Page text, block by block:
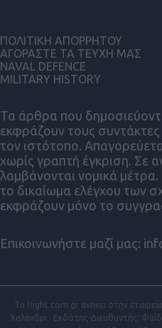
Τα άρθρα που
εκφράζουν τους συντάκτες
τον ιστότοπο.
χωρίς γραπτή έγκριση. Σε
λαμβάνονται νομικά
το δικαίωμα ελέγχου των
εκφράζουν μόνο το
Επικοινωνήστε μαζί μας:
ΠΟΛΙΤΙΚΗ ΑΠΟΡΡΗΤΟΥ
ΑΓΟΡΑΣΤΕ ΤΑ ΤΕΥΧΗ ΜΑΣ
NAVAL DEFENCE
MILITARY HISTORY
Το flight.com.gr ανήκει στην
Χαλάνδρι · Εκδότης-Διευθυντής: